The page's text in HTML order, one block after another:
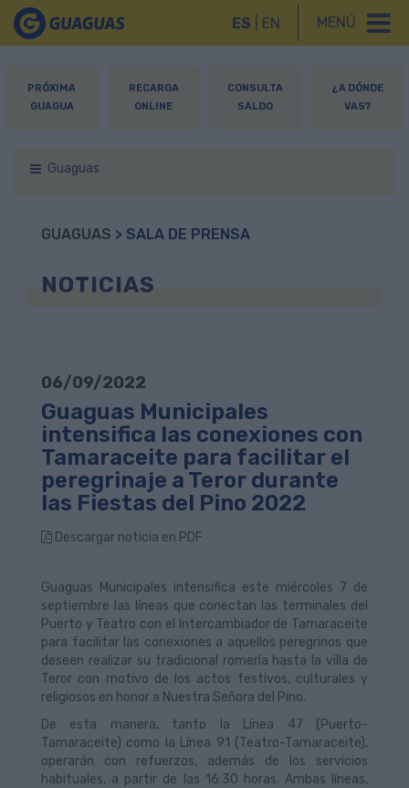
MENÚ
ES EN
PRÓXIMA
GUAGUA
RECARGA
ONLINE
CONSULTA
SALDO
¿A DÓNDE
VAS?
Guaguas
GUAGUAS > SALA DE PRENSA
NOTICIAS
06/09/2022
Guaguas Municipales
intensifica las conexiones con
Tamaraceite para facilitar el
peregrinaje a Teror durante
las Fiestas del Pino 2022
Descargar noticia en PDF
Guaguas Municipales intensifica este miércoles 7 de
septiembre las líneas que conectan las terminales del
Puerto y Teatro con el Intercambiador de Tamaraceite
para facilitar las conexiones a aquellos peregrinos que
deseen realizar su tradicional romería hasta la villa de
Teror con motivo de los actos festivos, culturales y
religiosos en honor a Nuestra Señora del Pino.
De esta manera, tanto la Línea 47 (Puerto-
Tamaraceite) como la Línea 91 (Teatro-Tamaraceite),
operarán con refuerzos, además de los servicios
habituales, a partir de las 16:30 horas. Ambas líneas,